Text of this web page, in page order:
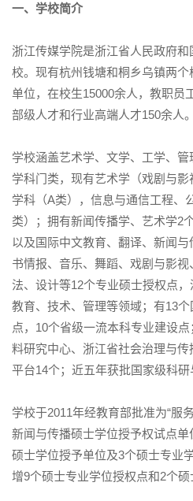
一、学校简介
浙江传媒学院是浙江省人民政府
校。现有杭州钱塘和桐乡乌镇两个
单位，在校生15000余人，教职员
部级人才和行业高端人才150余人。
学校涵盖艺术学、文学、工学、
学科门类，现有艺术学（戏剧与
学科（A类），信息与通信工程、
类）；拥有新闻传播学、艺术学2
以及国际中文教育、翻译、新闻
书情报、音乐、舞蹈、戏剧与影
法、设计等12个专业硕士授权点，
教育、技术、管理等领域；有13
点，10个省级一流本科专业建设
料研究中心、浙江省社会治理与传
平台14个；近五年获批国家级科研
学校于2011年经教育部批准为“服
新闻与传播硕士学位授予权试点
硕士学位授予单位及3个硕士专业
增9个硕士专业学位授权点和2个硕